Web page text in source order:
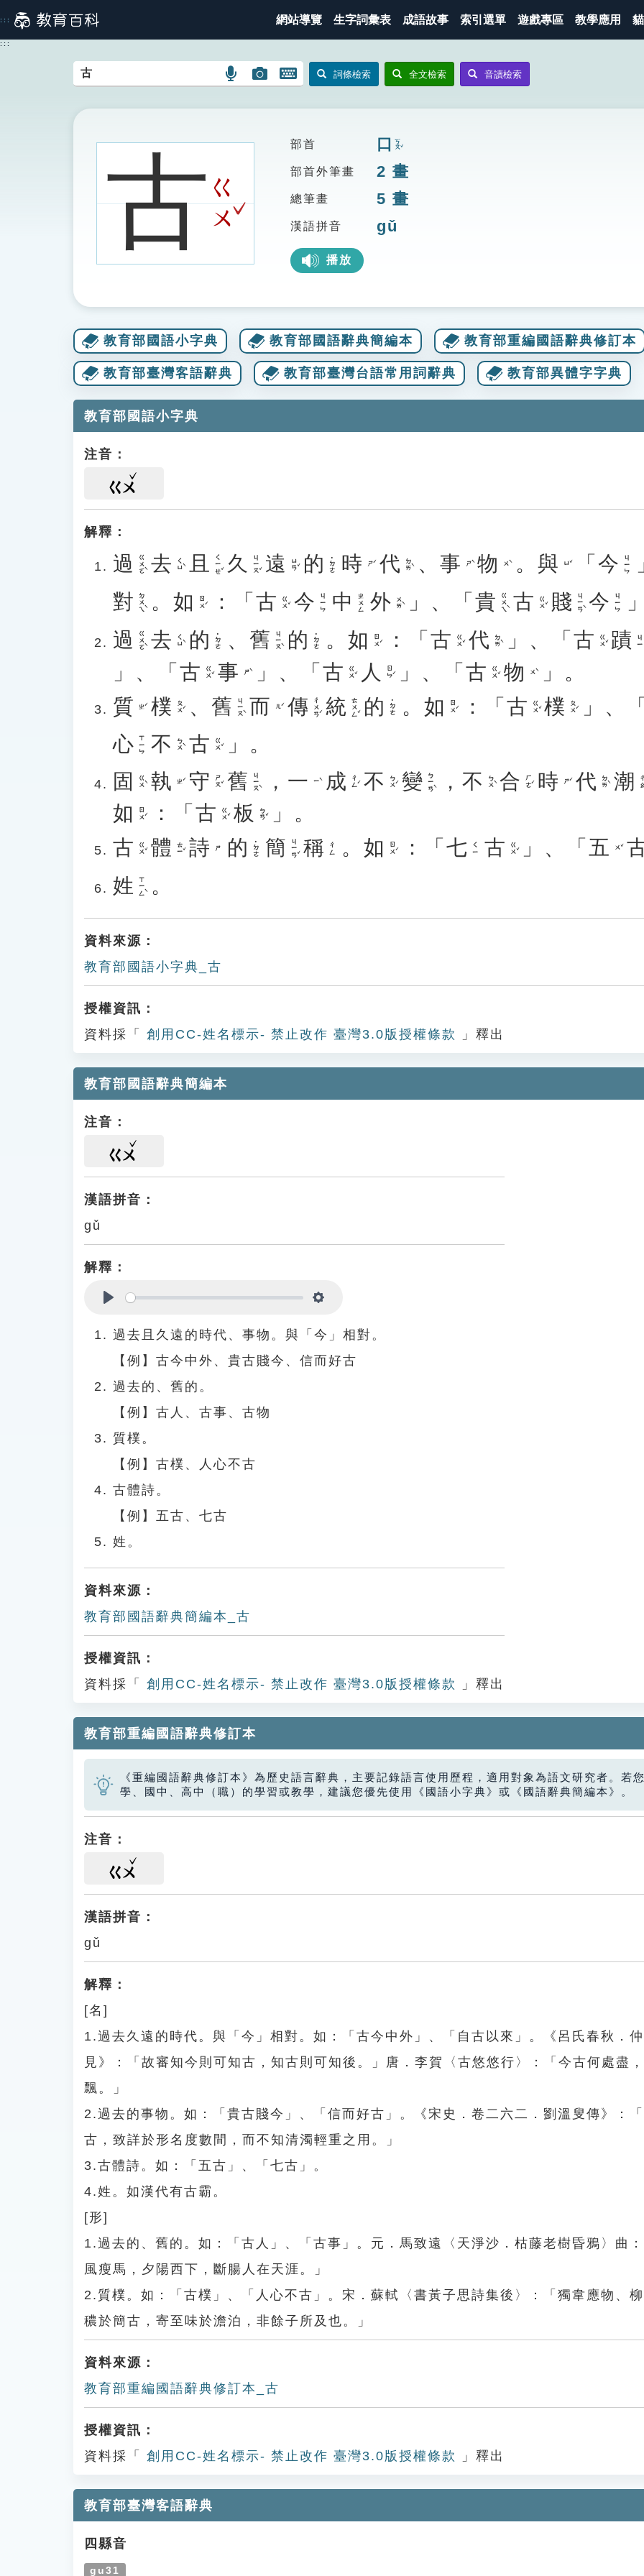
到
主
::: 網站導覽 生字詞彙表 成語故事 索引選單 遊戲專區 教學應用
:::
語
搜
圖
圖
搜
開
鍵
圖
詞條檢索 全文檢索 音讀檢索
古ㄍ
ㄨ
ˇ
部首 口 ㄎㄡˇ
部首外筆畫 2 畫
總筆畫 5 畫
漢語拼音 gǔ
播放
教育部國語小字典 教育部國語辭典簡編本 教育部重編國語辭典修訂本
教育部臺灣客語辭典 教育部臺灣台語常用詞辭典 教育部異體字字典
教育部國語小字典
注音：
ㄍㄨ
解釋：
過 ㄍㄨㄛˋ 去 ㄑㄩˋ 且 ㄑㄧㄝˇ 久 ㄐㄧㄡˇ 遠 ㄩㄢˇ 的 ˙ㄉㄜ 時 ㄕˊ 代 ㄉㄞˋ 、 事 ㄕˋ 物 ㄨˋ 。與 ㄩˇ 「今 ㄐㄧㄣ
對 ㄉㄨㄟˋ 。 如 ㄖㄨˊ ：「 古 ㄍㄨˇ 今 ㄐㄧㄣ 中 ㄓㄨㄥ 外 ㄨㄞˋ 」、「 貴 ㄍㄨㄟˋ 古 ㄍㄨˇ 賤 ㄐㄧㄢˋ 今 ㄐㄧㄣ
過 ㄍㄨㄛˋ 去 ㄑㄩˋ 的 ˙ㄉㄜ 、 舊 ㄐㄧㄡˋ 的 ˙ㄉㄜ 。 如 ㄖㄨˊ ：「 古 ㄍㄨˇ 代 ㄉㄞˋ 」、「 古 ㄍㄨˇ 蹟 ㄐㄧ
」、「 古 ㄍㄨˇ 事 ㄕˋ 」、「 古 ㄍㄨˇ 人 ㄖㄣˊ 」、「 古 ㄍㄨˇ 物 ㄨˋ
」。
質
ㄓˊ 樸 ㄆㄨˊ 、 舊 ㄐㄧㄡˋ 而 ㄦˊ 傳 ㄔㄨㄢˊ 統 ㄊㄨㄥˇ 的 ˙ㄉㄜ 。 如 ㄖㄨˊ ：「 古 ㄍㄨˇ 樸 ㄆㄨˊ
」、
心 ㄒㄧㄣ 不 ㄅㄨˋ 古 ㄍㄨˇ
」。
固
ㄍㄨˋ 執 ㄓˊ 守 ㄕㄡˇ 舊 ㄐㄧㄡˋ ， 一 ㄧˋ 成 ㄔㄥˊ 不 ㄅㄨˊ 變 ㄅㄧㄢˋ ， 不 ㄅㄨˋ 合 ㄏㄜˊ 時 ㄕˊ 代 ㄉㄞˋ 潮
如 ㄖㄨˊ ：「 古 ㄍㄨˇ 板 ㄅㄢˇ
」。
古 ㄍㄨˇ 體 ㄊㄧˇ 詩 ㄕ 的 ˙ㄉㄜ 簡 ㄐㄧㄢˇ 稱 ㄔㄥ 。 如 ㄖㄨˊ ：「 七 ㄑㄧ 古 ㄍㄨˇ 」、「 五 ㄨˇ
姓 ㄒㄧㄥˋ 。
資料來源：
教育部國語小字典_古
授權資訊：
資料採「
創用CC-姓名標示- 禁止改作 臺灣3.0版授權條款 」釋出
教育部國語辭典簡編本
注音：
ㄍㄨ
漢語拼音：
gǔ
解釋：
過去且久遠的時代、事物。與「今」相對。
【例】古今中外、貴古賤今、信而好古
過去的、舊的。
【例】古人、古事、古物
質樸。
【例】古樸、人心不古
古體詩。
【例】五古、七古
姓。
資料來源：
教育部國語辭典簡編本_古
授權資訊：
資料採「
創用CC-姓名標示- 禁止改作 臺灣3.0版授權條款 」釋出
教育部重編國語辭典修訂本
《重編國語辭典修訂本》為歷史語言辭典，主要記錄語言使用歷程，適用對象為語文研究者。若
學、國中、高中（職）的學習或教學，建議您優先使用《國語小字典》或《國語辭典簡編本》。
注音：
ㄍㄨ
漢語拼音：
gǔ
解釋：
[名]
1.過去久遠的時代。與「今」相對。如：「古今中外」、「自古以來」。《呂氏春秋．
見》：「故審知今則可知古，知古則可知後。」唐．李賀〈古悠悠行〉：「今古何處盡
飄。」
2.過去的事物。如：「貴古賤今」、「信而好古」。《宋史．卷二六二．劉溫叟傳》：
古，致詳於形名度數間，而不知清濁輕重之用。」
3.古體詩。如：「五古」、「七古」。
4.姓。如漢代有古霸。
[形]
1.過去的、舊的。如：「古人」、「古事」。元．馬致遠〈天淨沙．枯藤老樹昏鴉〉曲
風瘦馬，夕陽西下，斷腸人在天涯。」
2.質樸。如：「古樸」、「人心不古」。宋．蘇軾〈書黃子思詩集後〉：「獨韋應物、
穠於簡古，寄至味於澹泊，非餘子所及也。」
資料來源：
教育部重編國語辭典修訂本_古
授權資訊：
資料採「
創用CC-姓名標示- 禁止改作 臺灣3.0版授權條款 」釋出
教育部臺灣客語辭典
四縣音
gu31